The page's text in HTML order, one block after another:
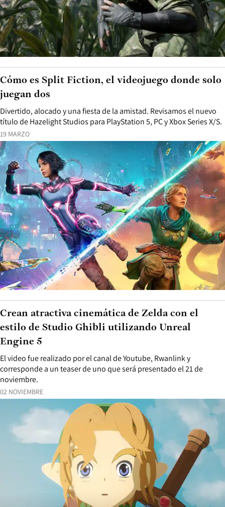
19 MARZO
Divertido, alocado y una fiesta de la amistad. Revisamos el nuevo
título de Hazelight Studios para PlayStation 5, PC y Xbox Series X/S.
Cómo es Split Fiction, el videojuego donde solo
juegan dos
02 NOVIEMBRE
El video fue realizado por el canal de Youtube, Rwanlink y
corresponde a un teaser de uno que será presentado el 21 de
noviembre.
Crean atractiva cinemática de Zelda con el
estilo de Studio Ghibli utilizando Unreal
Engine 5